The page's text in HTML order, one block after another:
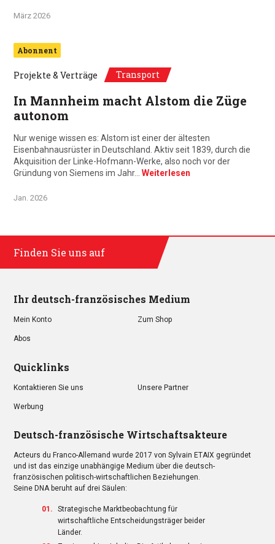
März 2026
Abonnent
Projekte & Verträge Transport
In Mannheim macht Alstom die Züge
autonom
Nur wenige wissen es: Alstom ist einer der ältesten
Eisenbahnausrüster in Deutschland. Aktiv seit 1839, durch die
Akquisition der Linke-Hofmann-Werke, also noch vor der
Gründung von Siemens im Jahr… Weiterlesen
Jan. 2026
Finden Sie uns auf
Ihr deutsch-französisches Medium
Mein Konto Zum Shop
Abos
Quicklinks
Kontaktieren Sie uns Unsere Partner
Werbung
Deutsch-französische Wirtschaftsakteure
Acteurs du Franco-Allemand wurde 2017 von Sylvain ETAIX gegründet
und ist das einzige unabhängige Medium über die deutsch-
französischen politisch-wirtschaftlichen Beziehungen.
Seine DNA beruht auf drei Säulen:
Strategische Marktbeobachtung für
wirtschaftliche Entscheidungsträger beider
Länder.